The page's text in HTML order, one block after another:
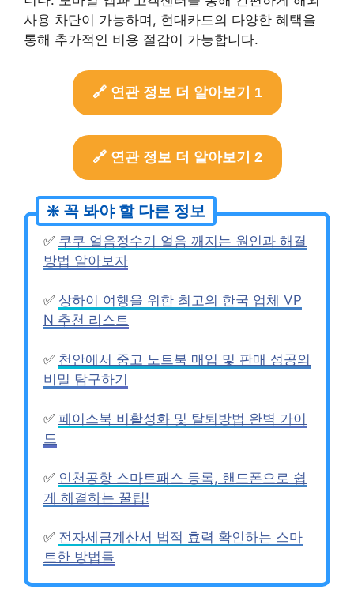
사용 차단이 가능하며, 현대카드의 다양한 혜택을
통해 추가적인 비용 절감이 가능합니다.
🔗 연관 정보 더 알아보기 1
🔗 연관 정보 더 알아보기 2
✅ 쿠쿠 얼음정수기 얼음 깨지는 원인과 해결
방법 알아보자
✅ 상하이 여행을 위한 최고의 한국 업체 VP
N 추천 리스트
✅ 천안에서 중고 노트북 매입 및 판매 성공의
비밀 탐구하기
✅ 페이스북 비활성화 및 탈퇴방법 완벽 가이
드
✅ 인천공항 스마트패스 등록, 핸드폰으로 쉽
게 해결하는 꿀팁!
✅ 전자세금계산서 법적 효력 확인하는 스마
트한 방법들